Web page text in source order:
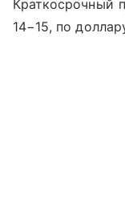
Краткосрочный
14−15, по